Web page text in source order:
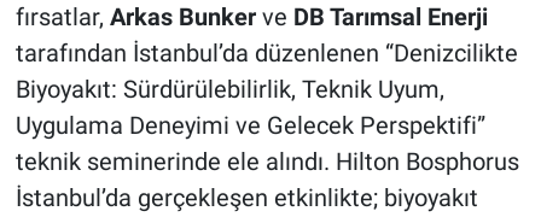
fırsatlar, Arkas Bunkerve DB Tarımsal Enerji
tarafından İstanbul’da düzenlenen “Denizcilikte
Biyoyakıt: Sürdürülebilirlik, Teknik Uyum,
Uygulama Deneyimi ve Gelecek Perspektifi”
teknik seminerinde ele alındı. Hilton Bosphorus
İstanbul’da gerçekleşen etkinlikte; biyoyakıt